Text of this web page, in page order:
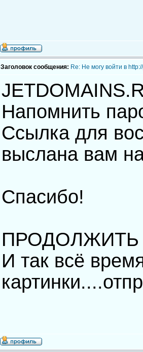
Заголовок сообщения: Re: Не могу войти в
Напомнить
Ссылка для
выслана вам
Спасибо!
ПРОДОЛЖИТЬ
И так всё